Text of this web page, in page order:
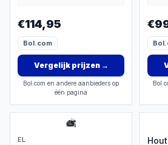
€114,95
Bol.com
Vergelijk prijzen→
Bol.com en andere aanbieders op
één pagina
EL